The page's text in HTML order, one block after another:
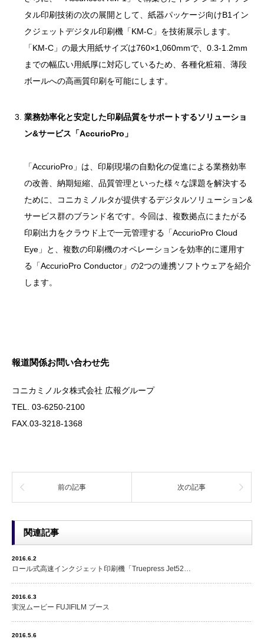
タル印刷技術の次の展開として、紙器パッケージ向けB1イン
クジェットデジタル印刷機「KM-C」を技術展示します。
「KM-C」の最大用紙サイズは760×1,060mmで、0.3-1.2mm
までの幅広い用紙厚に対応しているため、各種化粧箱、薄段
ボールへの高画質印刷を可能にします。
業務効率化と安定した印刷品質をサポートするソリューショ
ン&サービス「AccurioPro」
「AccurioPro」は、印刷現場の自動化の促進による業務効率
の改善、納期短縮、品質管理といった様々な課題を解決する
ために、コニカミノルタが提供するデジタルソリューション&
サービス群のブランド名です。今回は、複数拠点にまたがる
印刷出力をクラウド上で一元管理する「AccurioPro Cloud
Eye」と、複数の印刷機のオペレーションを効率的に運用す
る「AccurioPro Conductor」の2つの連携ソフトウェアを紹介
します。
報道関係お問い合わせ先
コニカミノルタ株式会社 広報グループ
TEL. 03-6250-2100
FAX.03-3218-1368
前の記事 次の記事
関連記事
2016.6.2
ロール式高速インクジェット印刷機「Truepress Jet52…
2016.6.3
実況ムービー FUJIFILM ブース
2016.5.6